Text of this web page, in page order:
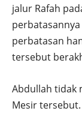
jalur Rafah
perbatasan
tersebut
Abdullah tidak
Mesir tersebut.